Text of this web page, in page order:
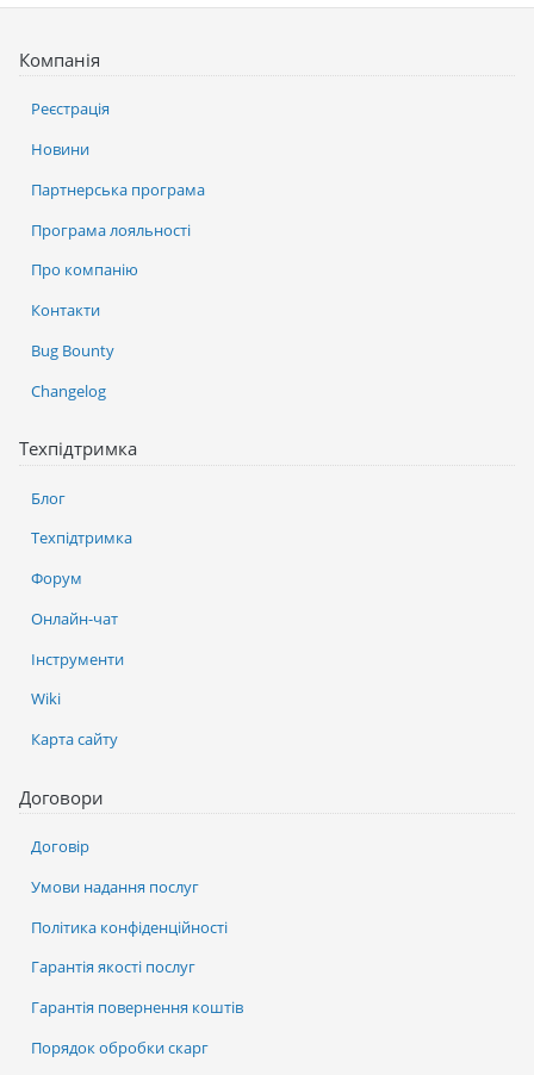
Компанія
Реєстрація
Новини
Партнерська програма
Програма лояльності
Про компанію
Контакти
Bug Bounty
Changelog
Техпідтримка
Блог
Техпідтримка
Форум
Онлайн-чат
Інструменти
Wiki
Карта сайту
Договори
Договір
Умови надання послуг
Політика конфіденційності
Гарантія якості послуг
Гарантія повернення коштів
Порядок обробки скарг